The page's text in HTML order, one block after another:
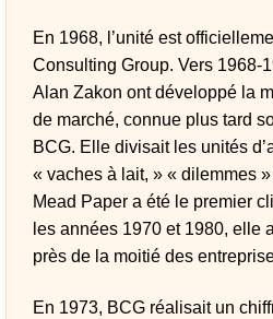
En 1968, l’unité est
Consulting Group. Vers 1968-
Alan Zakon ont développé la
de marché, connue plus tard
BCG. Elle divisait les unités
« vaches à lait, » « dilemmes
Mead Paper a été le premier
les années 1970 et 1980, elle
près de la moitié des
En 1973, BCG réalisait un